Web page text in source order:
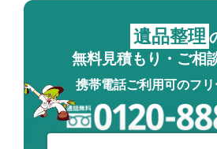
遺品整理
無料見積もり・ご相
携帯電話ご利用可のフ